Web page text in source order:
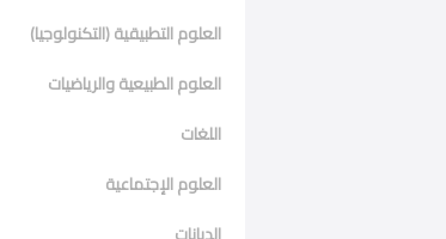
العلوم التطبيقية (التكنولوجيا)
العلوم الطبيعية والرياضيات
اللغات
العلوم الإجتماعية